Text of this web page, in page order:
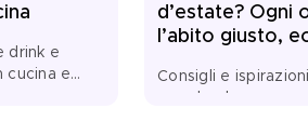
drink e
cucina e
d’estate? Ogni
l’abito giusto,
Consigli e